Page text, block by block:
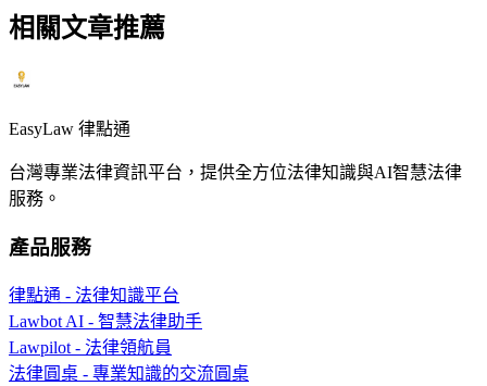
相關文章推薦
EasyLaw 律點通
台灣專業法律資訊平台，提供全方位法律知識與AI智慧法律
服務。
產品服務
律點通 - 法律知識平台
Lawbot AI - 智慧法律助手
Lawpilot - 法律領航員
法律圓桌 - 專業知識的交流圓桌